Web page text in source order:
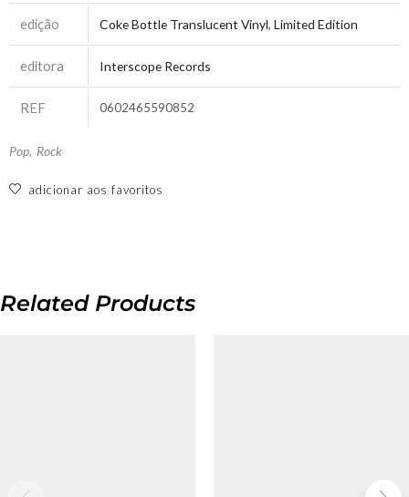
edição Coke Bottle Translucent Vinyl, Limited Edition
editora Interscope Records
REF 0602465590852
Pop, Rock
adicionar aos favoritos
Related Products